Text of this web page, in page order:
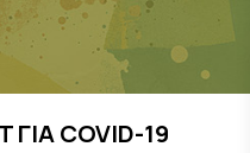
ΓΙΑ COVID-19